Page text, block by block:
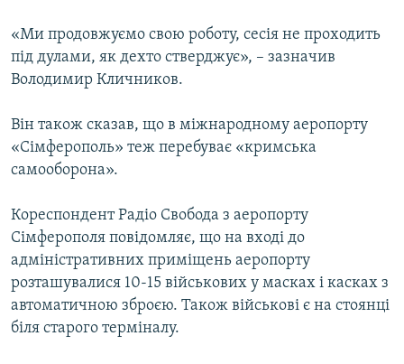
«Ми продовжуємо свою роботу, сесія не проходить
під дулами, як дехто стверджує», – зазначив
Володимир Кличников.
Він також сказав, що в міжнародному аеропорту
«Сімферополь» теж перебуває «кримська
самооборона».
Кореспондент Радіо Свобода з аеропорту
Сімферополя повідомляє, що на вході до
адміністративних приміщень аеропорту
розташувалися 10-15 військових у масках і касках з
автоматичною зброєю. Також військові є на стоянці
біля старого терміналу.